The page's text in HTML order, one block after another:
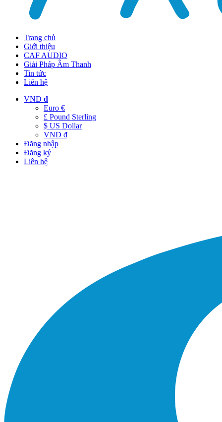
Trang chủ
Giới thiệu
CAF AUDIO
Giải Pháp Âm Thanh
Tin tức
Liên hệ
VND đ
Euro €
£ Pound Sterling
$ US Dollar
VND đ
Đăng nhập
Đăng ký
Liên hệ